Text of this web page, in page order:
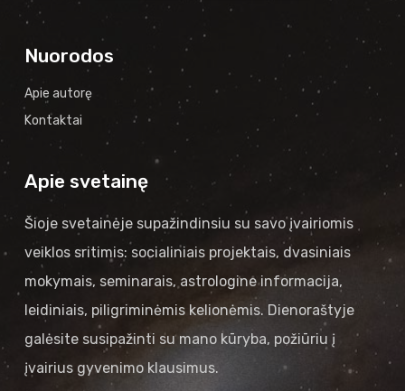
Nuorodos
Apie autorę
Kontaktai
Apie svetainę
Šioje svetainėje supažindinsiu su savo įvairiomis
veiklos sritimis: socialiniais projektais, dvasiniais
mokymais, seminarais, astrologine informacija,
leidiniais, piligriminėmis kelionėmis. Dienoraštyje
galėsite susipažinti su mano kūryba, požiūriu į
įvairius gyvenimo klausimus.